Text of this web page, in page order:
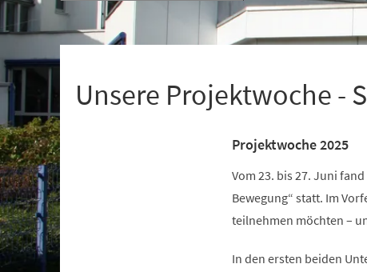
+
Unsere Projektwoche -
Projektwoche 2025
Vom 23. bis 27. Juni
Bewegung“ statt. Im
teilnehmen möchten –
In den ersten beiden